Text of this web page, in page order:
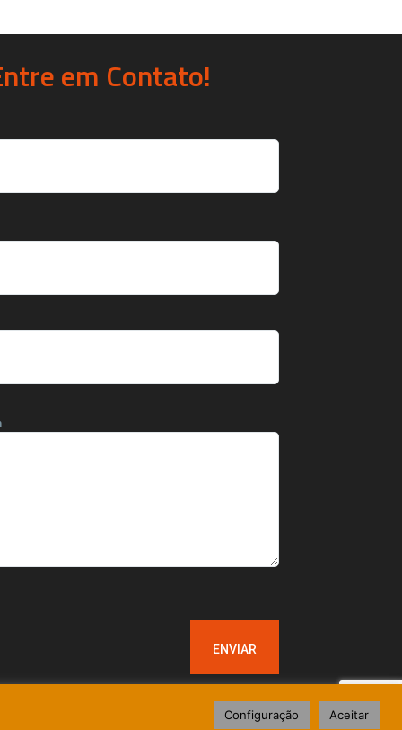
em Contato!
Configuração Aceitar